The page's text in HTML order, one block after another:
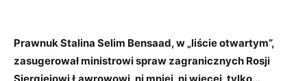
Prawnuk Stalina Selim Bensaad, w „liście otwartym”,
zasugerował ministrowi spraw zagranicznych Rosji